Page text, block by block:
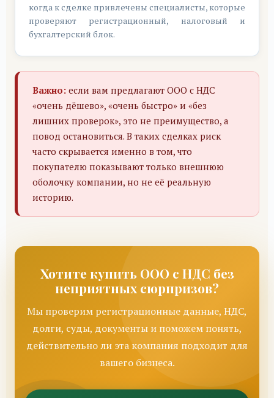
когда к сделке привлечены специалисты, которые
проверяют регистрационный, налоговый и
бухгалтерский блок.
Важно: если вам предлагают ООО с НДС
«очень дёшево», «очень быстро» и «без
лишних проверок», это не преимущество, а
повод остановиться. В таких сделках риск
часто скрывается именно в том, что
покупателю показывают только внешнюю
оболочку компании, но не её реальную
историю.
Хотите купить ООО с НДС без
неприятных сюрпризов?
Мы проверим регистрационные данные, НДС,
долги, суды, документы и поможем понять,
действительно ли эта компания подходит для
вашего бизнеса.